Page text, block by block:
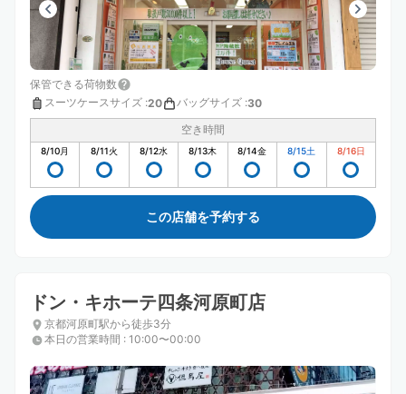
保管できる荷物数
スーツケースサイズ :20 バッグサイズ :30
空き時間
8/10月 8/11火 8/12水 8/13木 8/14金 8/15土 8/16日
この店舗を予約する
ドン・キホーテ四条河原町店
京都河原町駅から徒歩3分
本日の営業時間 : 10:00〜00:00